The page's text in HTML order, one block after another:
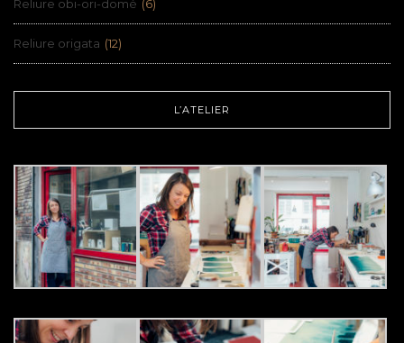
Reliure obi-ori-domé (6)
Reliure origata (12)
L’ATELIER